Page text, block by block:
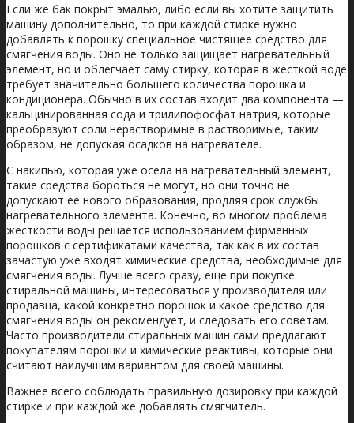
Если же бак покрыт эмалью, либо если вы хотите защитить
машину дополнительно, то при каждой стирке нужно
добавлять к порошку специальное чистящее средство для
смягчения воды. Оно не только защищает нагревательный
элемент, но и облегчает саму стирку, которая в жесткой воде
требует значительно большего количества порошка и
кондиционера. Обычно в их состав входит два компонента —
кальцинированная сода и трилипофосфат натрия, которые
преобразуют соли нерастворимые в растворимые, таким
образом, не допуская осадков на нагревателе.
С накипью, которая уже осела на нагревательный элемент,
такие средства бороться не могут, но они точно не
допускают ее нового образования, продляя срок службы
нагревательного элемента. Конечно, во многом проблема
жесткости воды решается использованием фирменных
порошков с сертификатами качества, так как в их состав
зачастую уже входят химические средства, необходимые для
смягчения воды. Лучше всего сразу, еще при покупке
стиральной машины, интересоваться у производителя или
продавца, какой конкретно порошок и какое средство для
смягчения воды он рекомендует, и следовать его советам.
Часто производители стиральных машин сами предлагают
покупателям порошки и химические реактивы, которые они
считают наилучшим вариантом для своей машины.
Важнее всего соблюдать правильную дозировку при каждой
стирке и при каждой же добавлять смягчитель.